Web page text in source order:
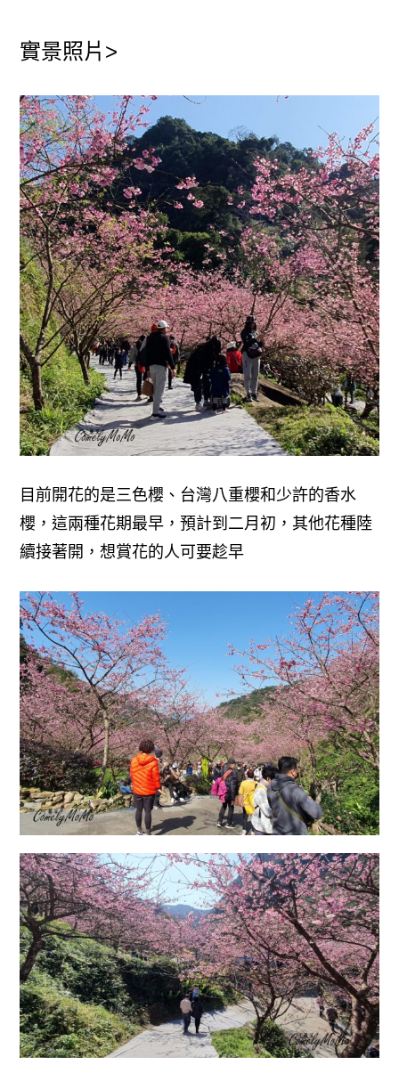
實景照片 >
目前開花的是三色櫻、台灣八重櫻和少許的香水
櫻，這兩種花期最早，預計到二月初，其他花種陸
續接著開，想賞花的人可要趁早